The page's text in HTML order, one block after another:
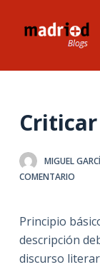
t
o
e
n
Criticar
MIGUEL
COMENTARIO
Principio
descripción
discurso